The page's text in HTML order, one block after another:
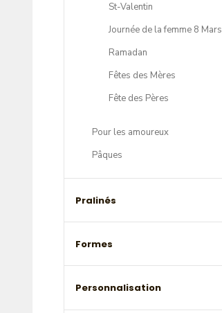
St-Valentin
Journée de la femme 8 Mars
Ramadan
Fêtes des Mères
Fête des Pères
Pour les amoureux
Pâques
Pralinés
Formes
Personnalisation